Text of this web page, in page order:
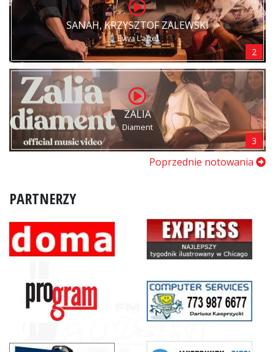
SANAH, KRZYSZTOF ZALEWSKI
Eviva L’arte!
2
ZALIA
Diament
3
Poprzednie notowania
PARTNERZY